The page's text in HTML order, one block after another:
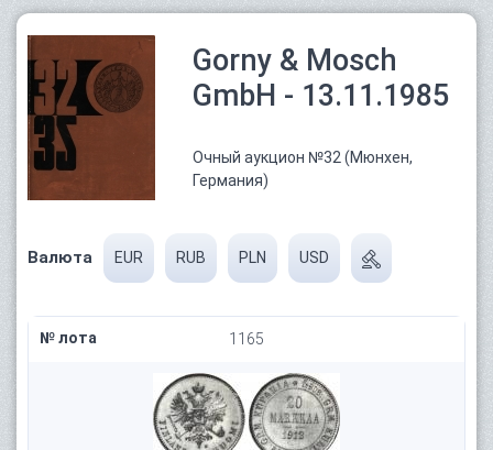
Gorny & Mosch
GmbH - 13.11.1985
Очный аукцион №32 (Мюнхен,
Германия)
Валюта EUR RUB PLN USD
№ лота 1165